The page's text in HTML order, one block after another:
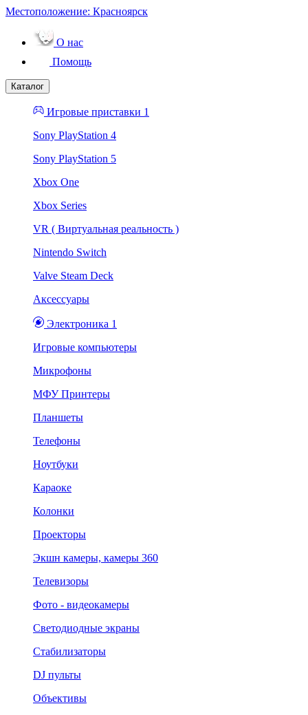
Местоположение: Красноярск
О нас
Помощь
Каталог
Игровые приставки 1
Sony PlayStation 4
Sony PlayStation 5
Xbox One
Xbox Series
VR ( Виртуальная реальность )
Nintendo Switch
Valve Steam Deck
Аксессуары
Электроника 1
Игровые компьютеры
Микрофоны
МФУ Принтеры
Планшеты
Телефоны
Ноутбуки
Караоке
Колонки
Проекторы
Экшн камеры, камеры 360
Телевизоры
Фото - видеокамеры
Светодиодные экраны
Стабилизаторы
DJ пульты
Объективы